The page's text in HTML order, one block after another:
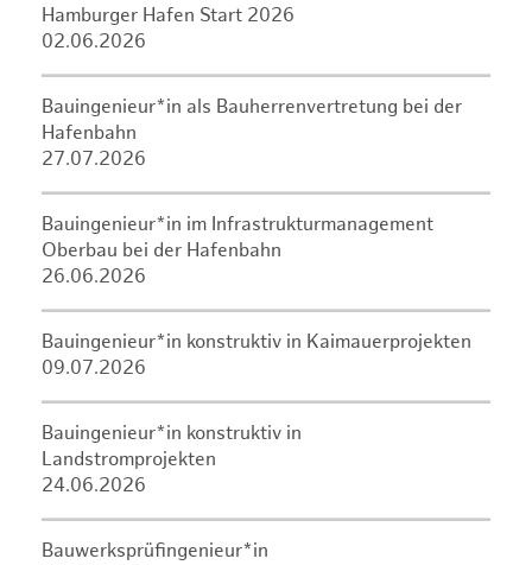
Hamburger Hafen Start 2026
02.06.2026
Bauingenieur*in als Bauherrenvertretung bei der
Hafenbahn
27.07.2026
Bauingenieur*in im Infrastrukturmanagement
Oberbau bei der Hafenbahn
26.06.2026
Bauingenieur*in konstruktiv in Kaimauerprojekten
09.07.2026
Bauingenieur*in konstruktiv in
Landstromprojekten
24.06.2026
Bauwerksprüfingenieur*in